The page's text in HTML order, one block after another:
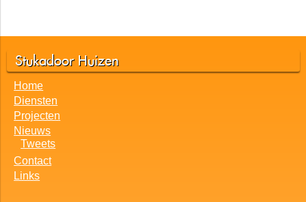
Stukadoor Huizen
Home
Diensten
Projecten
Nieuws
Tweets
Contact
Links